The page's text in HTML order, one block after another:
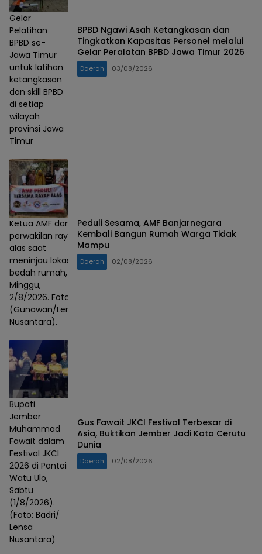
Gelar
Pelatihan
BPBD se-
Jawa Timur
untuk latihan
ketangkasan
dan skill BPBD
di setiap
wilayah
provinsi Jawa
Timur
BPBD Ngawi Asah Ketangkasan dan
Tingkatkan Kapasitas Personel melalui
Gelar Peralatan BPBD Jawa Timur 2026
Daerah 03/08/2026
Ketua AMF dan
perwakilan rayap
alas saat
meninjau lokasi
bedah rumah,
Minggu,
2/8/2026. Foto :
(Gunawan/Lensa
Nusantara).
Peduli Sesama, AMF Banjarnegara
Kembali Bangun Rumah Warga Tidak
Mampu
Daerah 02/08/2026
Bupati
Jember
Muhammad
Fawait dalam
Festival JKCI
2026 di Pantai
Watu Ulo,
Sabtu
(1/8/2026).
(Foto: Badri/
Lensa
Nusantara)
Gus Fawait JKCI Festival Terbesar di
Asia, Buktikan Jember Jadi Kota Cerutu
Dunia
Daerah 02/08/2026